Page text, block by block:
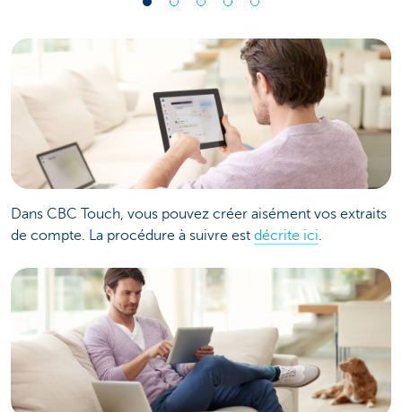
Dans CBC Touch, vous pouvez créer aisément vos extraits
de compte. La procédure à suivre est décrite ici.